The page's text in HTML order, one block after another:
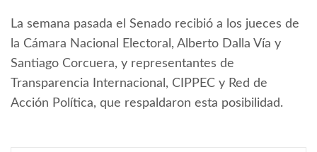
La semana pasada el Senado recibió a los jueces de
la Cámara Nacional Electoral, Alberto Dalla Vía y
Santiago Corcuera, y representantes de
Transparencia Internacional, CIPPEC y Red de
Acción Política, que respaldaron esta posibilidad.